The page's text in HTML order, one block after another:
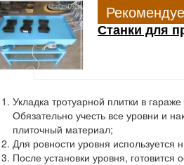
Станки для
Укладка тротуарной плитки в
Обязательно учесть все уровни и
плиточный материал;
Для ровности уровня используется
После установки уровня, готовится